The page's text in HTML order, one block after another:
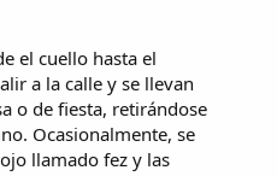
el cuello hasta el
a la calle y se llevan
o de fiesta, retirándose
Ocasionalmente, se
llamado fez y las